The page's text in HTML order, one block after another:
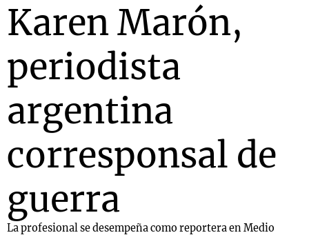
Karen Marón,
periodista
argentina
corresponsal de
guerra
La profesional se desempeña como reportera en Medio